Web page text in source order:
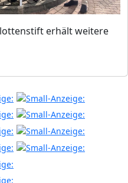
erhält weitere